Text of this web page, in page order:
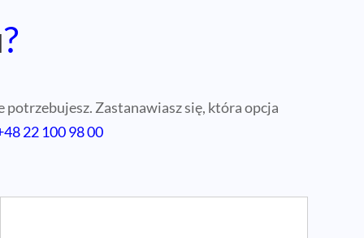
?
Zastanawiasz się, która opcja
22 100 98 00